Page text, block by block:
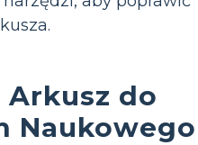
do
Naukowego